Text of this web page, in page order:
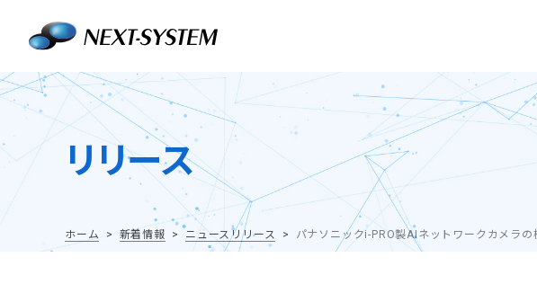
リリース
ホーム 新着情報 ニュースリリース パナソニックi-PRO製AIネットワークカメラ